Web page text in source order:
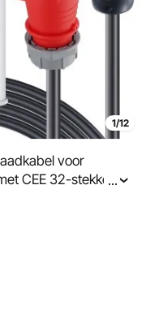
1/12
voor
CEE 32-stekker
(drie fasen) 7,5 m
A / 32 A)
...